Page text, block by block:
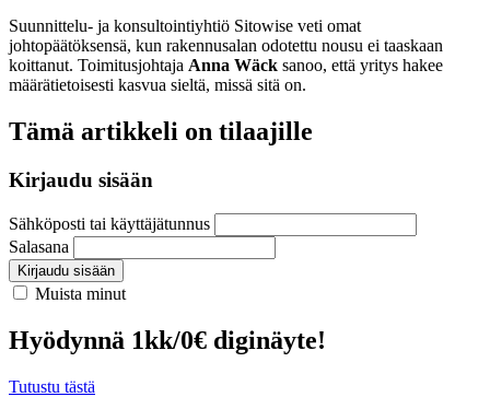
Suunnittelu- ja konsultointiyhtiö Sitowise veti omat
johtopäätöksensä, kun rakennusalan odotettu nousu ei taaskaan
koittanut. Toimitusjohtaja Anna Wäck sanoo, että yritys hakee
määrätietoisesti kasvua sieltä, missä sitä on.
Tämä artikkeli on tilaajille
Kirjaudu sisään
Sähköposti tai käyttäjätunnus
Salasana
Kirjaudu sisään
Muista minut
Hyödynnä 1kk/0€ diginäyte!
Tutustu tästä